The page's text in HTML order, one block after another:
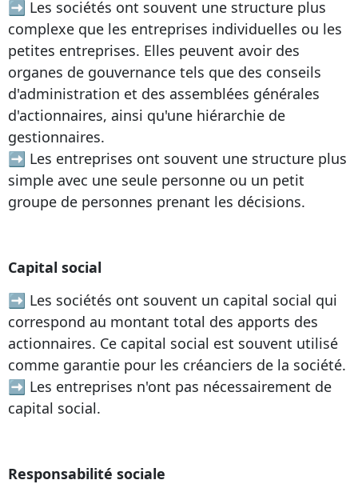
➡ Les sociétés ont souvent une structure plus
complexe que les entreprises individuelles ou les
petites entreprises. Elles peuvent avoir des
organes de gouvernance tels que des conseils
d'administration et des assemblées générales
d'actionnaires, ainsi qu'une hiérarchie de
gestionnaires.
➡ Les entreprises ont souvent une structure plus
simple avec une seule personne ou un petit
groupe de personnes prenant les décisions.
Capital social
➡ Les sociétés ont souvent un capital social qui
correspond au montant total des apports des
actionnaires. Ce capital social est souvent utilisé
comme garantie pour les créanciers de la société.
➡ Les entreprises n'ont pas nécessairement de
capital social.
Responsabilité sociale